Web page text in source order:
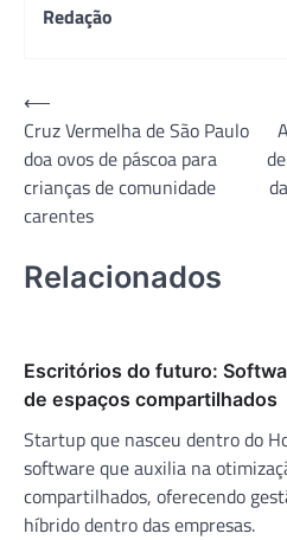
Redação
Navegação
de
Post
⟵
Cruz Vermelha de São Paulo
doa ovos de páscoa para
crianças de comunidade
carentes
Relacionados
Escritórios do futuro:
de espaços compartilhados
Startup que nasceu dentro do
software que auxilia na
compartilhados, oferecendo
híbrido dentro das empresas.